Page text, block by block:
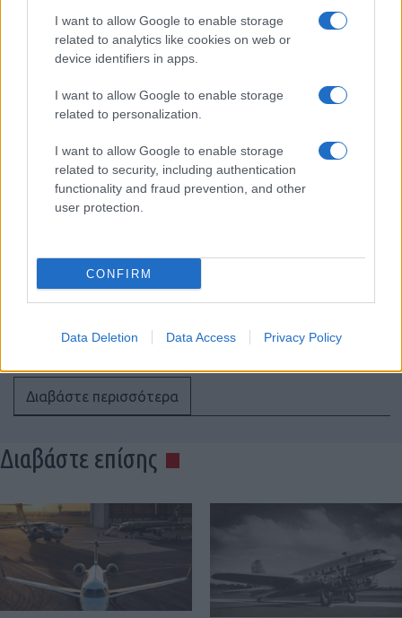
I want to allow Google to enable storage
related to analytics like cookies on web or
device identifiers in apps.
I want to allow Google to enable storage
related to personalization.
I want to allow Google to enable storage
related to security, including authentication
functionality and fraud prevention, and other
user protection.
CONFIRM
Data Deletion Data Access Privacy Policy
απέναντι στην αμυντική συμφωνία
Σαουδικής Αραβίας-Τουρκίας-Πακιστάν;
ΗΠΑ που αποδέχτηκε η Χαμάς
Διαβάστε περισσότερα
Διαβάστε επίσης